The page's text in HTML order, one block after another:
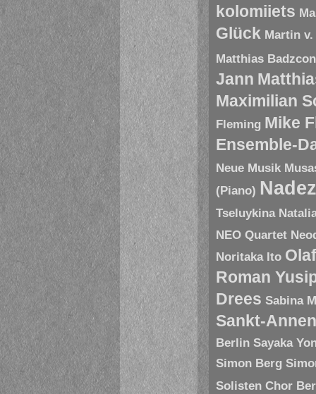
kolomiiets
Glück Martin
Matthias
Jann
Maximilian
Fleming Mike
Ensemble-
Neue Musik
(Piano)
Tseluykina
NEO Quartet
Noritaka Ito
Roman
Drees Sabina
Sankt-
Berlin Sayaka
Simon Berg
Solisten Chor